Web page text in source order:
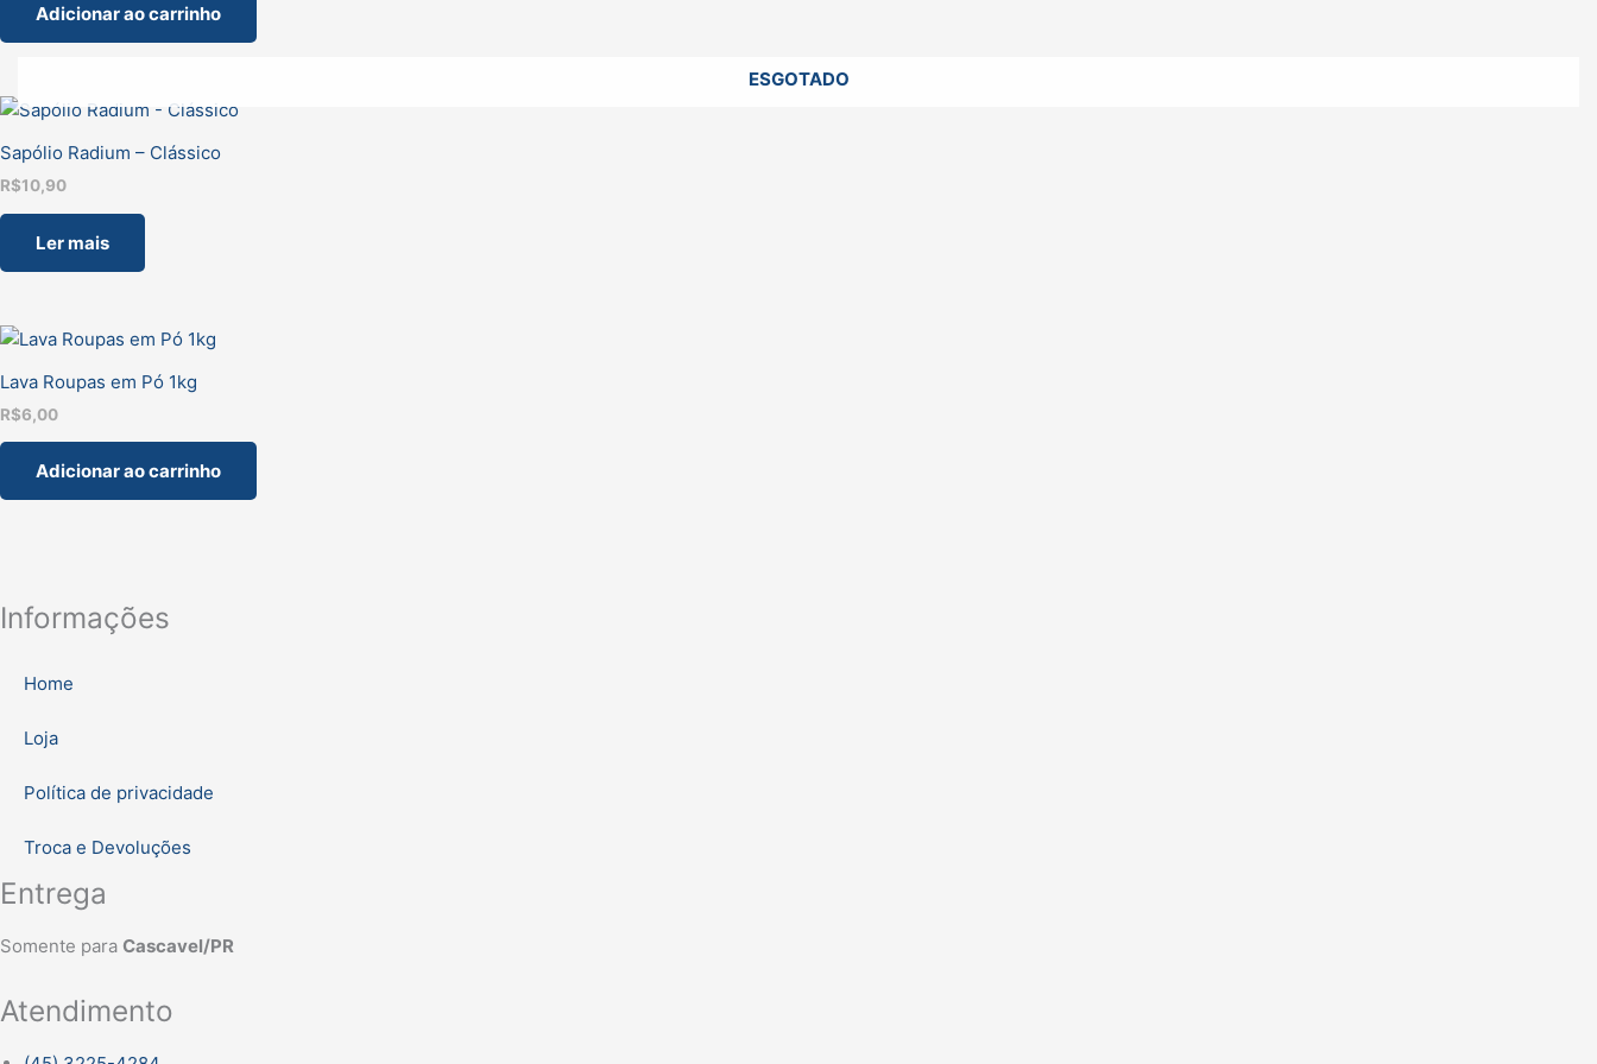
Adicionar ao carrinho
ESGOTADO
Sapólio Radium – Clássico
R$10,90
Ler mais
Lava Roupas em Pó 1kg
R$6,00
Adicionar ao carrinho
Informações
Home
Loja
Política de privacidade
Troca e Devoluções
Entrega
Somente para Cascavel/PR
Atendimento